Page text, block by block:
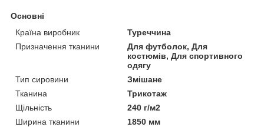
Основні
Країна виробник
Туреччина
Призначення тканини
Для футболок, Для
костюмів, Для спортивного
одягу
Тип сировини
Змішане
Тканина
Трикотаж
Щільність
240 г/м2
Ширина тканини
1850 мм